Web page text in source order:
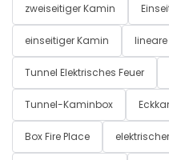
zweiseitiger Kamin
einseitiger Kamin
Tunnel Elektrisches Feuer
Tunnel-Kaminbox
Box Fire Place